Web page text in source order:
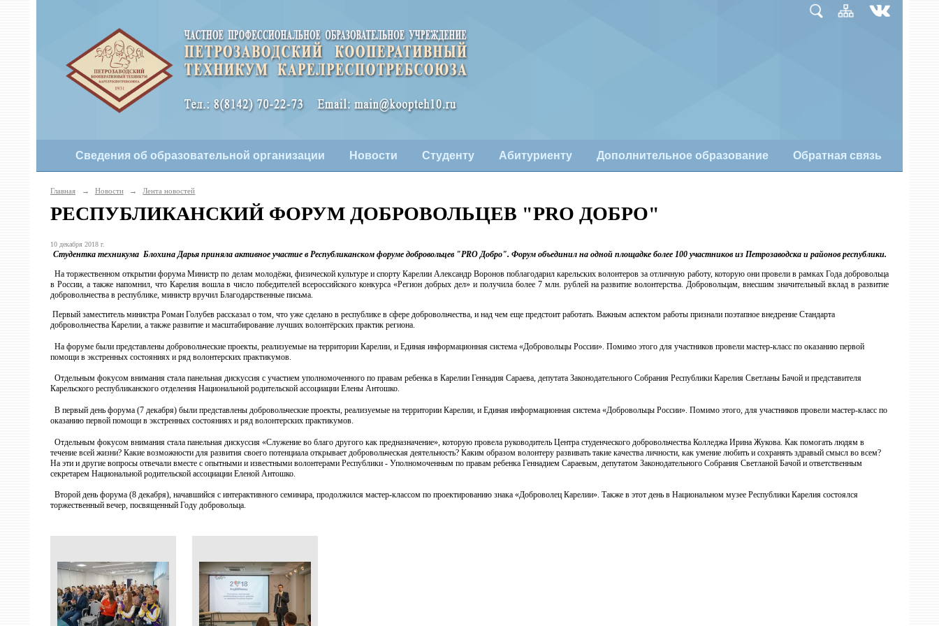
Сведения об образовательной организации Новости Студенту Абитуриенту Дополнительное образование Обратная связь
Главная → Новости → Лента новостей
РЕСПУБЛИКАНСКИЙ ФОРУМ ДОБРОВОЛЬЦЕВ "PRO ДОБРО"
10 декабря 2018 г.
Студентка техникума Блохина Дарья приняла активное участие в Республиканском форуме добровольцев "PRO Добро". Форум объединил на одной площадке более 100 участников из Петрозаводска и районов республики.
На торжественном открытии форума Министр по делам молодёжи, физической культуре и спорту Карелии Александр Воронов поблагодарил карельских волонтеров за отличную работу, которую они провели в рамках Года добровольца
в России, а также напомнил, что Карелия вошла в число победителей всероссийского конкурса «Регион добрых дел» и получила более 7 млн. рублей на развитие волонтерства. Добровольцам, внесшим значительный вклад в развитие
добровольчества в республике, министр вручил Благодарственные письма.
Первый заместитель министра Роман Голубев рассказал о том, что уже сделано в республике в сфере добровольчества, и над чем еще предстоит работать. Важным аспектом работы признали поэтапное внедрение Стандарта
добровольчества Карелии, а также развитие и масштабирование лучших волонтёрских практик региона.
На форуме были представлены добровольческие проекты, реализуемые на территории Карелии, и Единая информационная система «Добровольцы России». Помимо этого для участников провели мастер-класс по оказанию первой
помощи в экстренных состояниях и ряд волонтерских практикумов.
Отдельным фокусом внимания стала панельная дискуссия с участием уполномоченного по правам ребенка в Карелии Геннадия Сараева, депутата Законодательного Собрания Республики Карелия Светланы Бачой и представителя
Карельского республиканского отделения Национальной родительской ассоциации Елены Антошко.
В первый день форума (7 декабря) были представлены добровольческие проекты, реализуемые на территории Карелии, и Единая информационная система «Добровольцы России». Помимо этого, для участников провели мастер-класс по
оказанию первой помощи в экстренных состояниях и ряд волонтерских практикумов.
Отдельным фокусом внимания стала панельная дискуссия «Служение во благо другого как предназначение», которую провела руководитель Центра студенческого добровольчества Колледжа Ирина Жукова. Как помогать людям в
течение всей жизни? Какие возможности для развития своего потенциала открывает добровольческая деятельность? Каким образом волонтеру развивать такие качества личности, как умение любить и сохранять здравый смысл во всем?
На эти и другие вопросы отвечали вместе с опытными и известными волонтерами Республики - Уполномоченным по правам ребенка Геннадием Сараевым, депутатом Законодательного Собрания Светланой Бачой и ответственным
секретарем Национальной родительской ассоциации Еленой Антошко.
Второй день форума (8 декабря), начавшийся с интерактивного семинара, продолжился мастер-классом по проектированию знака «Доброволец Карелии». Также в этот день в Национальном музее Республики Карелия состоялся
торжественный вечер, посвященный Году добровольца.